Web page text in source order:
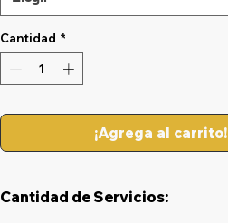
Cantidad *
¡Agrega al carrito!
Cantidad de Servicios: